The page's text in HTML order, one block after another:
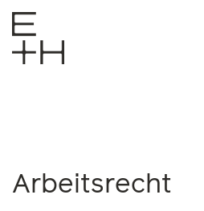
Arbeitsrecht